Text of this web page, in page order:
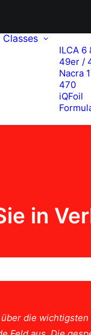
Classes
ILCA 6
49er /
Nacra
470
iQFoil
in
die